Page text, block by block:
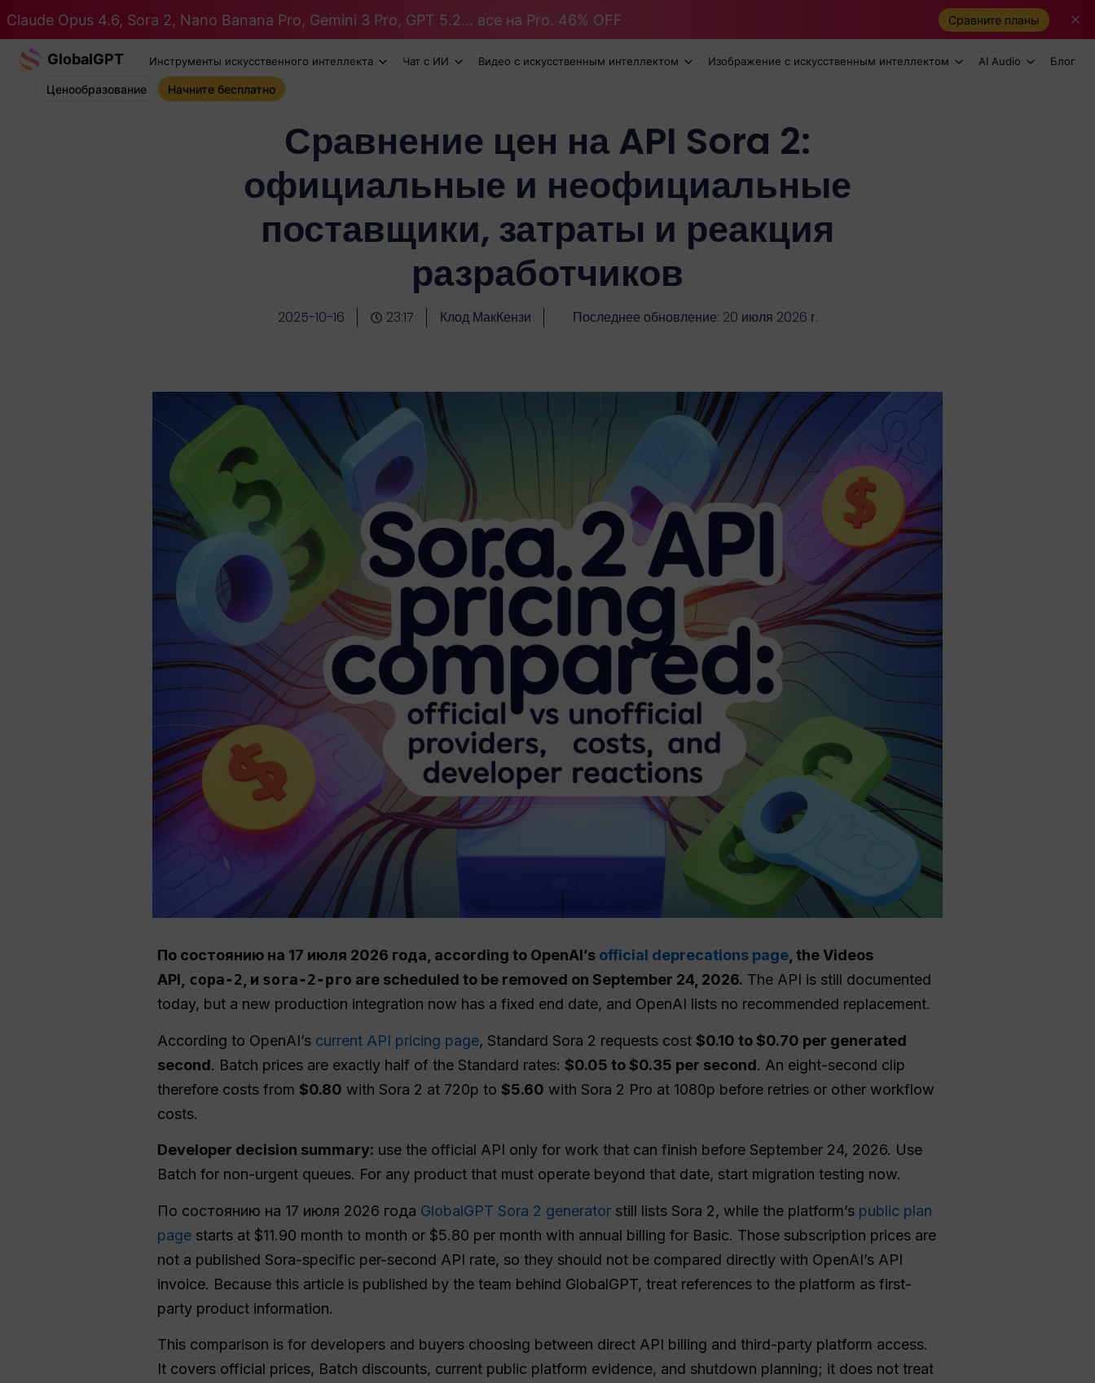
Claude Opus 4.6, Sora 2, Nano Banana Pro, Gemini 3 Pro, GPT 5.2... все на Pro. 46% OFF Сравните планы
GlobalGPT Инструменты искусственного интеллекта Чат с ИИ Видео с искусственным интеллектом Изображение с искусственным интеллектом AI Audio Блог
Ценообразование Начните бесплатно
Сравнение цен на API Sora 2:
официальные и неофициальные
поставщики, затраты и реакция
разработчиков
2025-10-16 23:17 Клод МакКензи Последнее обновление: 20 июля 2026 г.
По состоянию на 17 июля 2026 года, according to OpenAI’s official deprecations page, the Videos
API, сора-2, и sora-2-pro are scheduled to be removed on September 24, 2026. The API is still documented
today, but a new production integration now has a fixed end date, and OpenAI lists no recommended replacement.
According to OpenAI’s current API pricing page, Standard Sora 2 requests cost $0.10 to $0.70 per generated
second. Batch prices are exactly half of the Standard rates: $0.05 to $0.35 per second. An eight-second clip
therefore costs from $0.80 with Sora 2 at 720p to $5.60 with Sora 2 Pro at 1080p before retries or other workflow
costs.
Developer decision summary: use the official API only for work that can finish before September 24, 2026. Use
Batch for non-urgent queues. For any product that must operate beyond that date, start migration testing now.
По состоянию на 17 июля 2026 года GlobalGPT Sora 2 generator still lists Sora 2, while the platform’s public plan
page starts at $11.90 month to month or $5.80 per month with annual billing for Basic. Those subscription prices are
not a published Sora-specific per-second API rate, so they should not be compared directly with OpenAI’s API
invoice. Because this article is published by the team behind GlobalGPT, treat references to the platform as first-
party product information.
This comparison is for developers and buyers choosing between direct API billing and third-party platform access.
It covers official prices, Batch discounts, current public platform evidence, and shutdown planning; it does not treat